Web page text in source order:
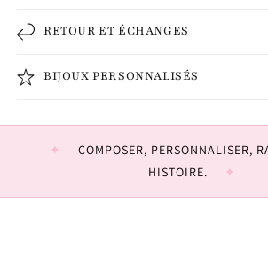
RETOUR ET ÉCHANGES
BIJOUX PERSONNALISÉS
COMPOSER, PERSONNALISER,
HISTOIRE.